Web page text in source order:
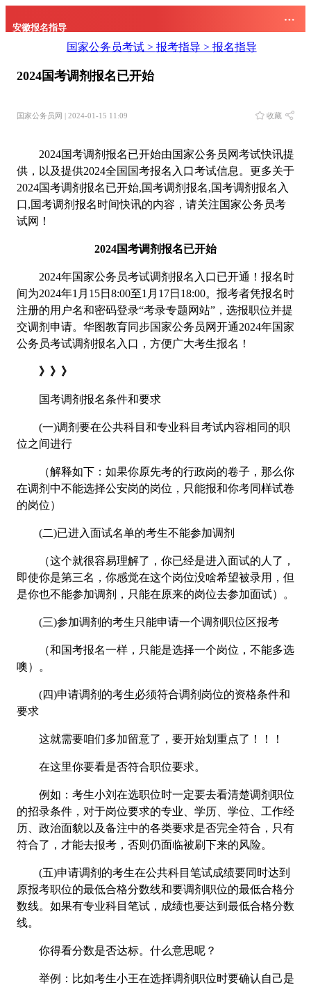
安徽报名指导
国家公务员考试 > 报考指导 > 报名指导
2024国考调剂报名已开始
国家公务员网 | 2024-01-15 11:09 收藏
2024国考调剂报名已开始由国家公务员网考试快讯提
供，以及提供2024全国国考报名入口考试信息。更多关于
2024国考调剂报名已开始,国考调剂报名,国考调剂报名入
口,国考调剂报名时间快讯的内容，请关注国家公务员考
试网！
2024国考调剂报名已开始
2024年国家公务员考试调剂报名入口已开通！报名时
间为2024年1月15日8:00至1月17日18:00。报考者凭报名时
注册的用户名和密码登录“考录专题网站”，选报职位并提
交调剂申请。华图教育同步国家公务员网开通2024年国家
公务员考试调剂报名入口，方便广大考生报名！
》》》
国考调剂报名条件和要求
(一)调剂要在公共科目和专业科目考试内容相同的职
位之间进行
（解释如下：如果你原先考的行政岗的卷子，那么你
在调剂中不能选择公安岗的岗位，只能报和你考同样试卷
的岗位）
(二)已进入面试名单的考生不能参加调剂
（这个就很容易理解了，你已经是进入面试的人了，
即使你是第三名，你感觉在这个岗位没啥希望被录用，但
是你也不能参加调剂，只能在原来的岗位去参加面试）。
(三)参加调剂的考生只能申请一个调剂职位区报考
（和国考报名一样，只能是选择一个岗位，不能多选
噢）。
(四)申请调剂的考生必须符合调剂岗位的资格条件和
要求
这就需要咱们多加留意了，要开始划重点了！！！
在这里你要看是否符合职位要求。
例如：考生小刘在选职位时一定要去看清楚调剂职位
的招录条件，对于岗位要求的专业、学历、学位、工作经
历、政治面貌以及备注中的各类要求是否完全符合，只有
符合了，才能去报考，否则仍面临被刷下来的风险。
(五)申请调剂的考生在公共科目笔试成绩要同时达到
原报考职位的最低合格分数线和要调剂职位的最低合格分
数线。如果有专业科目笔试，成绩也要达到最低合格分数
线。
你得看分数是否达标。什么意思呢？
举例：比如考生小王在选择调剂职位时要确认自己是